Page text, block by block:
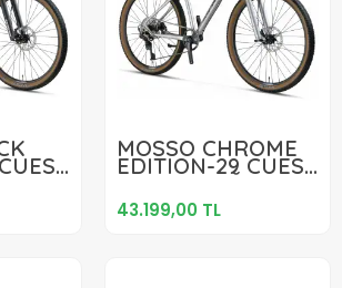
HD
MOSSO CHROME
EDITION-29 CUES
ERKEK DAĞ
BİSİKLETİ 406H HD
29 JANT 10 VİTES
43.199,00 TL
Sepete Ekle